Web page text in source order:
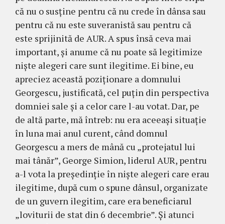
că nu o susține pentru că nu crede în dânsa sau
pentru că nu este suveranistă sau pentru că
este sprijinită de AUR. A spus însă ceva mai
important, și anume că nu poate să legitimize
niște alegeri care sunt ilegitime. Ei bine, eu
apreciez această poziționare a domnului
Georgescu, justificată, cel puțin din perspectiva
domniei sale și a celor care l-au votat. Dar, pe
de altă parte, mă întreb: nu era aceeași situație
în luna mai anul curent, când domnul
Georgescu a mers de mână cu „protejatul lui
mai tânăr”, George Simion, liderul AUR, pentru
a-l vota la președinție în niște alegeri care erau
ilegitime, după cum o spune dânsul, organizate
de un guvern ilegitim, care era beneficiarul
„loviturii de stat din 6 decembrie”. Și atunci